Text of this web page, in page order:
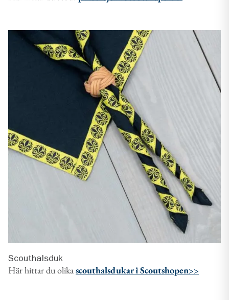
Scouthalsduk
Här hittar du olikascouthalsdukar i Scoutshopen>>